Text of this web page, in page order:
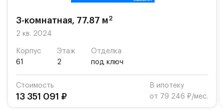
На территории квартала возведут детский сад и
возможность посещения частной гимназии
«Жуковка».
Для автомобилистов — закрытые озеленённые
парковки.
Территория квартала приватная, въезд
осуществляется по пропускам.#yan19-2r1333972#
3-комнатная, 77.87 м2
2 кв. 2024
Корпус
61
Этаж
2
Отделка
под ключ
Стоимость
13 351 091 ₽
В ипотеку
от 79 246 ₽/мес.